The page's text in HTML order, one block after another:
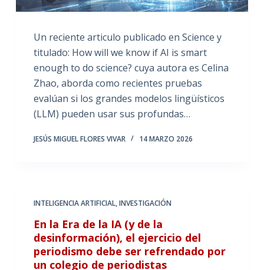
Un reciente articulo publicado en Science y
titulado: How will we know if AI is smart
enough to do science? cuya autora es Celina
Zhao, aborda como recientes pruebas
evalúan si los grandes modelos lingüísticos
(LLM) pueden usar sus profundas…
JESÚS MIGUEL FLORES VIVAR 14 MARZO 2026
INTELIGENCIA ARTIFICIAL,INVESTIGACIÓN
En la Era de la IA (y de la
desinformación), el ejercicio del
periodismo debe ser refrendado por
un colegio de periodistas